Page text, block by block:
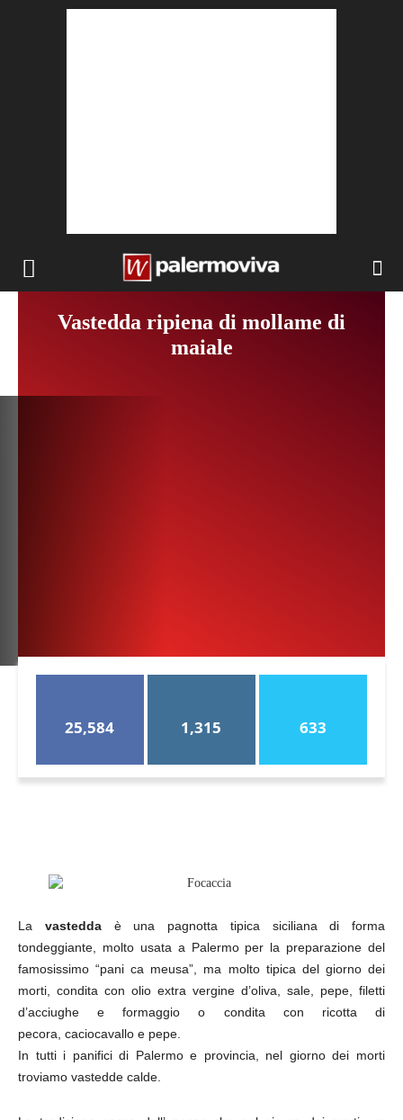
Vastedda ripiena di mollame di
maiale
25,584 1,315 633
La vasteddaè una pagnotta tipica siciliana di forma
tondeggiante, molto usata a Palermo per la preparazione del
famosissimo “pani ca meusa”, ma
molto tipica del giorno dei
morti, condita con olio extra vergine d’oliva, sale, pepe, filetti
d’acciughe e formaggio o
condita con ricotta di
pecora, caciocavallo e pepe.
In tutti i panifici di Palermo e provincia, nel giorno dei morti
troviamo vastedde calde.